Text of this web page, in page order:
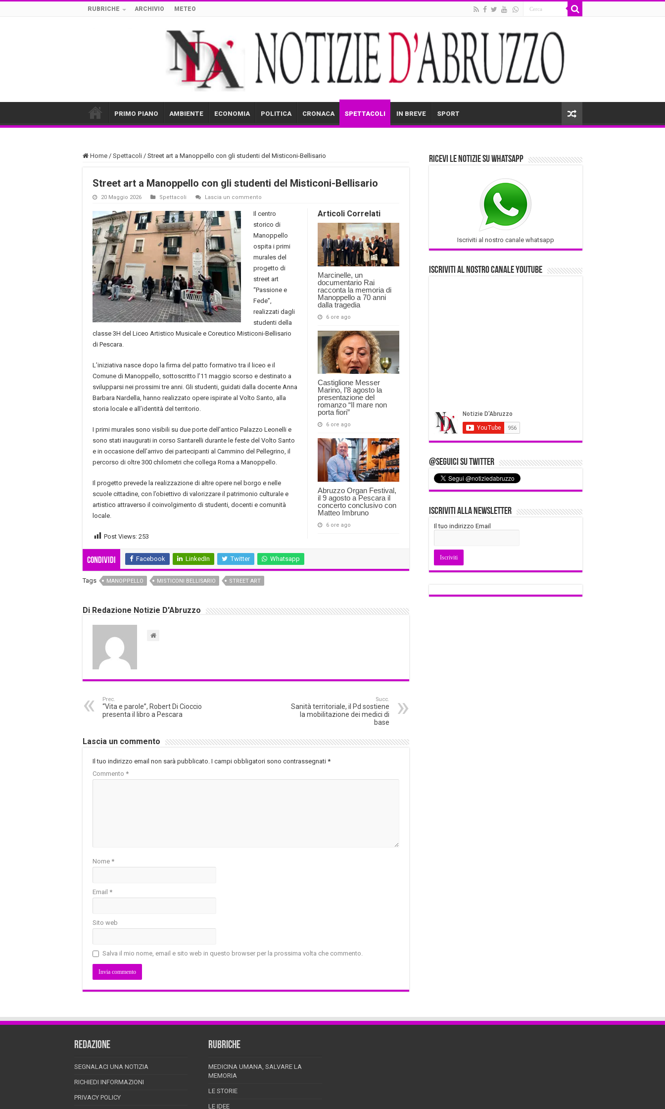
RUBRICHE ARCHIVIO METEO
PRIMO PIANO AMBIENTE ECONOMIA POLITICA CRONACA SPETTACOLI IN BREVE SPORT
Home / Spettacoli / Street art a Manoppello con gli studenti del Misticoni-Bellisario
Street art a Manoppello con gli studenti del Misticoni-Bellisario
20 Maggio 2026 Spettacoli Lascia un commento
Articoli Correlati
Marcinelle, un
documentario Rai
racconta la memoria di
Manoppello a 70 anni
dalla tragedia
6 ore ago
Castiglione Messer
Marino, l’8 agosto la
presentazione del
romanzo “Il mare non
porta fiori”
6 ore ago
Abruzzo Organ Festival,
il 9 agosto a Pescara il
concerto conclusivo con
Matteo Imbruno
6 ore ago
Il centro
storico di
Manoppello
ospita i primi
murales del
progetto di
street art
“Passione e
Fede”,
realizzati dagli
studenti della
classe 3H del Liceo Artistico Musicale e Coreutico Misticoni-Bellisario
di Pescara.
L’iniziativa nasce dopo la firma del patto formativo tra il liceo e il
Comune di Manoppello, sottoscritto l’11 maggio scorso e destinato a
svilupparsi nei prossimi tre anni. Gli studenti, guidati dalla docente Anna
Barbara Nardella, hanno realizzato opere ispirate al Volto Santo, alla
storia locale e all’identità del territorio.
I primi murales sono visibili su due porte dell’antico Palazzo Leonelli e
sono stati inaugurati in corso Santarelli durante le feste del Volto Santo
e in occasione dell’arrivo dei partecipanti al Cammino del Pellegrino, il
percorso di oltre 300 chilometri che collega Roma a Manoppello.
Il progetto prevede la realizzazione di altre opere nel borgo e nelle
scuole cittadine, con l’obiettivo di valorizzare il patrimonio culturale e
artistico attraverso il coinvolgimento di studenti, docenti e comunità
locale.
Post Views: 253
Condividi Facebook LinkedIn Twitter Whatsapp
Tags MANOPPELLO MISTICONI BELLISARIO STREET ART
Di Redazione Notizie D'Abruzzo
Prec.
“Vita e parole”, Robert Di Cioccio
presenta il libro a Pescara
Succ.
Sanità territoriale, il Pd sostiene
la mobilitazione dei medici di
base
Lascia un commento
Il tuo indirizzo email non sarà pubblicato. I campi obbligatori sono contrassegnati *
Commento *
Nome *
Email *
Sito web
Salva il mio nome, email e sito web in questo browser per la prossima volta che commento.
Ricevi le notizie su Whatsapp
Iscriviti al nostro canale whatsapp
Iscriviti al nostro Canale Youtube
@Seguici su Twitter
Iscriviti alla Newsletter
Il tuo indirizzo Email
REDAZIONE
SEGNALACI UNA NOTIZIA
RICHIEDI INFORMAZIONI
PRIVACY POLICY
RUBRICHE
MEDICINA UMANA, SALVARE LA
MEMORIA
LE STORIE
LE IDEE